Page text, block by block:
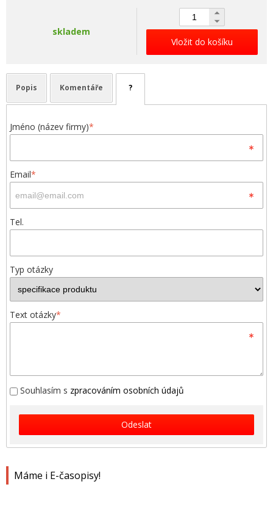
Máme i E-časopisy!
skladem
Vložit do košíku
Popis Komentáře ?
Jméno (název firmy)*
Email*
Tel.
Typ otázky
Text otázky*
Souhlasím s zpracováním osobních údajů
Odeslat